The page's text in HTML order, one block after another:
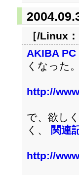
［/Linux：
AKIBA
くなった。
http://
で、欲し
く、
関連
http://